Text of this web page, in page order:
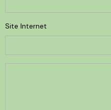
Site Internet